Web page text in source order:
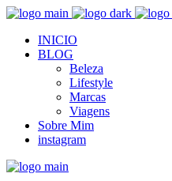
INICIO
BLOG
Beleza
Lifestyle
Marcas
Viagens
Sobre Mim
instagram